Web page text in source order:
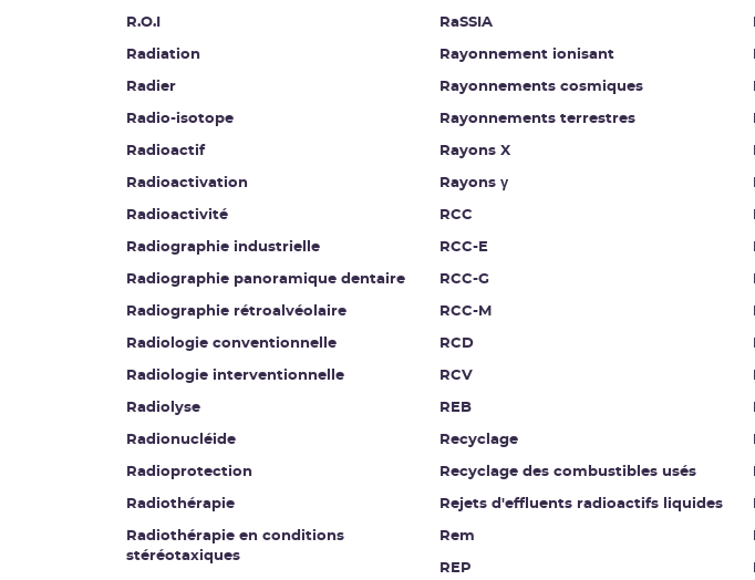
R.O.I
Radiation
Radier
Radio-isotope
Radioactif
Radioactivation
Radioactivité
Radiographie industrielle
Radiographie panoramique dentaire
Radiographie rétroalvéolaire
Radiologie conventionnelle
Radiologie interventionnelle
Radiolyse
Radionucléide
Radioprotection
Radiothérapie
Radiothérapie en conditions
stéréotaxiques
RaSSIA
Rayonnement ionisant
Rayonnements cosmiques
Rayonnements terrestres
Rayons X
Rayons γ
RCC
RCC-E
RCC-G
RCC-M
RCD
RCV
REB
Recyclage
Recyclage des combustibles usés
Rejets d'effluents radioactifs liquides
Rem
REP